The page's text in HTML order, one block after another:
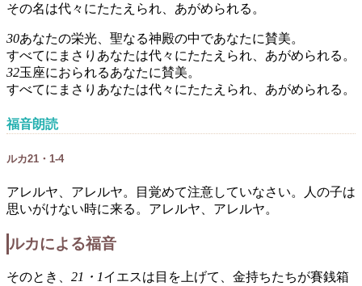
その名は代々にたたえられ、あがめられる。
30あなたの栄光、聖なる神殿の中であなたに賛美。
すべてにまさりあなたは代々にたたえられ、あがめられる。
32玉座におられるあなたに賛美。
すべてにまさりあなたは代々にたたえられ、あがめられる。
福音朗読
ルカ21・1-4
アレルヤ、アレルヤ。目覚めて注意していなさい。人の子は
思いがけない時に来る。アレルヤ、アレルヤ。
ルカによる福音
そのとき、 21・1イエスは目を上げて、金持ちたちが賽銭箱